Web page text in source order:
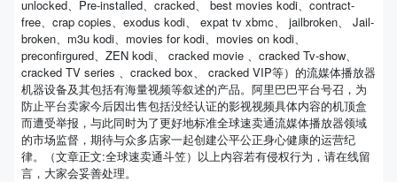
unlocked、Pre-installed、cracked、 best movies kodi、contract-
free、crap copies、exodus kodi、 expat tv xbmc、 jailbroken、 Jail-
broken、m3u kodi、movies for kodi、movies on kodi、
preconfirgured、ZEN kodi、 cracked movie 、cracked Tv-show、
cracked TV series 、cracked box、 cracked VIP等）的流媒体播放器
机器设备及其包括有海量视频等叙述的产品。阿里巴巴平台号召，为
防止平台卖家今后因出售包括没经认证的影视视频具体内容的机顶盒
而遭受举报，与此同时为了更好地标准全球速卖通流媒体播放器领域
的市场监督，期待与众多店家一起创建公平公正身心健康的运营纪
律。（文章正文:全球速卖通斗笠）以上内容若有侵权行为，请在线留
言，大家会妥善处理。